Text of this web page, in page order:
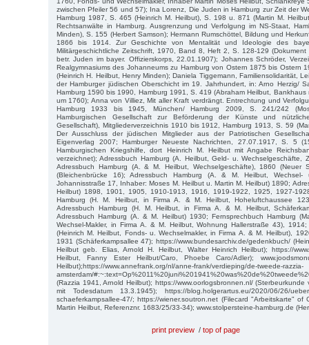
zwischen Pfeiler 56 und 57); Ina Lorenz, Die Juden in Hamburg zur Zeit der
Hamburg 1987, S. 465 (Heinrich M. Heilbut), S. 198 u. 871 (Martin M.
Rechtsanwälte in Hamburg. Ausgrenzung und Verfolgung im NS-Staat,
Minden), S. 155 (Herbert Samson); Hermann Rumschöttel, Bildung und
1866 bis 1914. Zur Geschichte von Mentalität und Ideologie des
Militärgeschichtliche Zeitschrift, 1970, Band 8, Heft 2, S. 128-129
betr. Juden im bayer. Offizierskorps, 22.01.1907); Johannes Schröder,
Realgymnasiums des Johanneums zu Hamburg von Ostern 1875 bis Ostern
(Heinrich H. Heilbut, Henry Minden); Daniela Tiggemann, Familiensolidarität,
der Hamburger jüdischen Oberschicht im 19. Jahrhundert, in: Arno Herzig/
Hamburg 1590 bis 1990, Hamburg 1991, S. 419 (Abraham Heilbut, Bankhaus
um 1760); Anna von Villiez, Mit aller Kraft verdrängt. Entrechtung und
Hamburg 1933 bis 1945, München/ Hamburg 2009, S. 241/242
Hamburgischen Gesellschaft zur Beförderung der Künste und
Gesellschaft), Mitgliederverzeichnis 1910 bis 1912, Hamburg 1913, S. 59
Der Ausschluss der jüdischen Mitglieder aus der Patriotischen
Eigenverlag 2007; Hamburger Neueste Nachrichten, 27.07.1917, S. 5
Hamburgischen Kriegshilfe, dort Heinrich M. Heilbut mit Angabe
verzeichnet); Adressbuch Hamburg (A. Heilbut, Geld- u. Wechselgeschäfte,
Adressbuch Hamburg (A. & M. Heilbut, Wechselgeschäfte), 1860 (Neuer
(Bleichenbrücke 16); Adressbuch Hamburg (A. & M. Heilbut, Wechsel-
Johannisstraße 17, Inhaber: Moses M. Heilbut u. Martin M. Heilbut) 1890;
Heilbut) 1898, 1901, 1905, 1910-1913, 1916, 1919-1922, 1925, 1927-
Hamburg (H. M. Heilbut, in Firma A. & M. Heilbut, Hoheluftchaussee
Adressbuch Hamburg (H. M. Heilbut, in Firma A. & M. Heilbut,
Adressbuch Hamburg (A. & M. Heilbut) 1930; Fernsprechbuch Hamburg
Wechsel-Makler, in Firma A. & M. Heilbut, Wohnung Hallerstraße 43),
(Heinrich M. Heilbut, Fonds- u. Wechselmakler, in Firma A. & M. Heilbut),
1931 (Schäferkampsallee 47); https://www.bundesarchiv.de/gedenkbuch/
Heilbut geb. Elias, Arnold H. Heilbut, Walter Heinrich Heilbut); https://
Heilbut, Fanny Ester Heilbut/Caro, Phoebe Caro/Adler);
Heilbut);https://www.annefrank.org/nl/anne-frank/verdieping/de-tweede-razzia-
amsterdam/
(Razzia 1941, Arnold Heilbut); https://www.oorlogsbronnen.nl/ (Sterbeurkunde
mit Todesdatum 13.3.1945); https://blog.holgerartus.eu/2020/06/26/ueber-
schaeferkampsallee-47/; https://wiener.soutron.net (Filecard "Arbeitskarte" of
Martin Heilbut, Referenznr. 1683/25/33-34); www.stolpersteine-hamburg.de
print preview / top of page